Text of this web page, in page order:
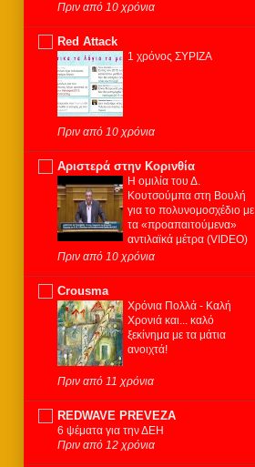
Πριν από 10 χρόνια
Red Attack
1 χρόνος ΣΥΡΙΖΑ
Πριν από 10 χρόνια
Αριστερά στην Κορινθία
Η ομιλία του Δ.
Κουτσούμπα στη Βουλή
για το πολυνομοσχέδιο με
τα «προαπαιτούμενα»
αντιλαϊκά μέτρα (VIDEO)
Πριν από 10 χρόνια
Crousma
Χρόνια Πολλά - Καλή
Χρονιά και... καλό
ξεκίνημα με τα μάτια
ανοιχτά!
Πριν από 11 χρόνια
REDWAVE PREVEZA
6 ψέματα για την ΔΕΗ
Πριν από 12 χρόνια